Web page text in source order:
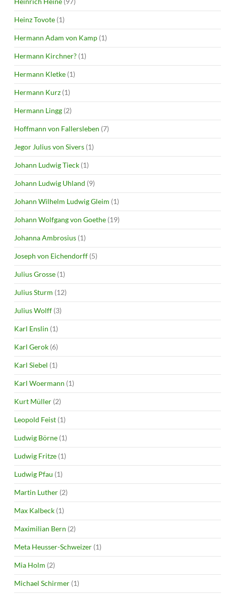
Heinz Tovote (1)
Hermann Adam von Kamp (1)
Hermann Kirchner? (1)
Hermann Kletke (1)
Hermann Kurz (1)
Hermann Lingg (2)
Hoffmann von Fallersleben (7)
Jegor Julius von Sivers (1)
Johann Ludwig Tieck (1)
Johann Ludwig Uhland (9)
Johann Wilhelm Ludwig Gleim (1)
Johann Wolfgang von Goethe (19)
Johanna Ambrosius (1)
Joseph von Eichendorff (5)
Julius Grosse (1)
Julius Sturm (12)
Julius Wolff (3)
Karl Enslin (1)
Karl Gerok (6)
Karl Siebel (1)
Karl Woermann (1)
Kurt Müller (2)
Leopold Feist (1)
Ludwig Börne (1)
Ludwig Fritze (1)
Ludwig Pfau (1)
Martin Luther (2)
Max Kalbeck (1)
Maximilian Bern (2)
Meta Heusser-Schweizer (1)
Mia Holm (2)
Michael Schirmer (1)